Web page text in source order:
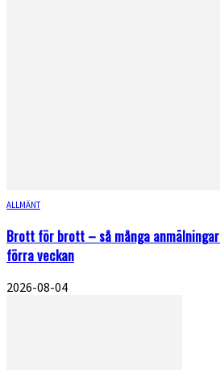
ALLMÄNT
Brott för brott – så många
förra veckan
2026-08-04